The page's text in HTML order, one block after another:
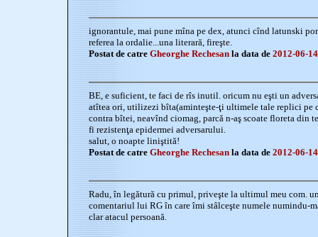
ignorantule, mai pune mîna pe dex, atunci cînd latunski
referea la ordalie...una literară, fireşte.
Postat de catre Gheorghe Rechesan la data de 2012-06-
BE, e suficient, te faci de rîs inutil. oricum nu eşti un
atîtea ori, utilizezi bîta(aminteşte-ţi ultimele tale replici pe
contra bîtei, neavînd ciomag, parcă n-aş scoate floreta din
fi rezistenţa epidermei adversarului.
salut, o noapte liniştită!
Postat de catre Gheorghe Rechesan la data de 2012-06-
Radu, în legătură cu primul, priveşte la ultimul meu com.
comentariul lui RG în care îmi stâlceşte numele numindu-
clar atacul persoană.